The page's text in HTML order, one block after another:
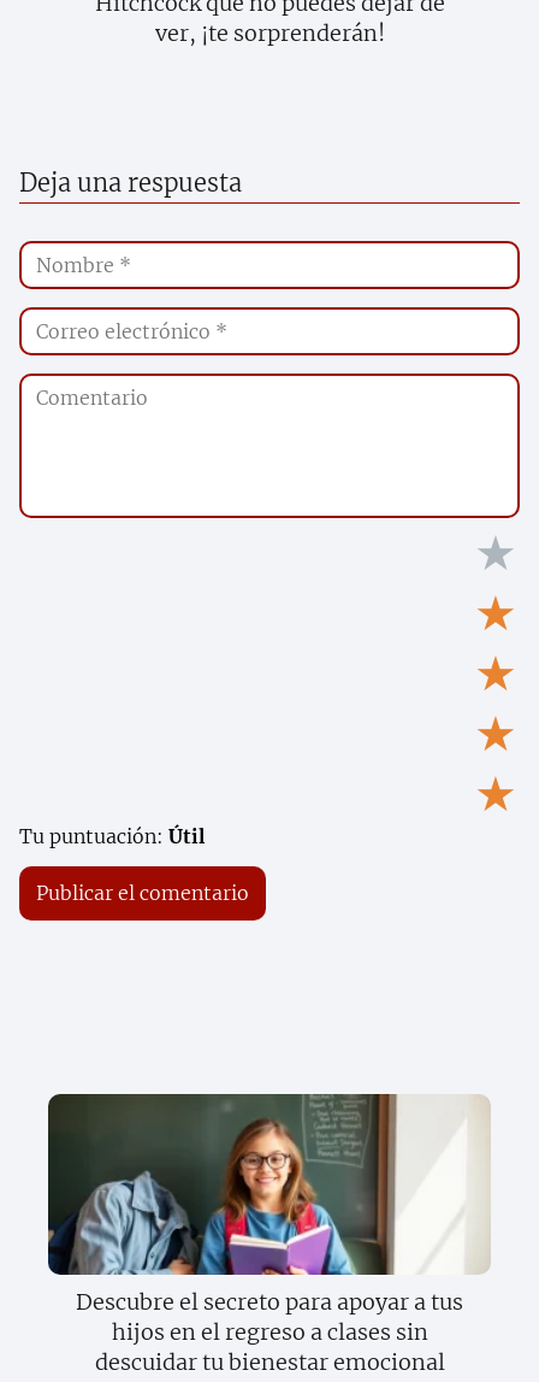
ver, ¡te sorprenderán!
Deja una respuesta
★
★
★
★
★
Tu puntuación: Útil
Descubre el secreto para apoyar a tus
hijos en el regreso a clases sin
descuidar tu bienestar emocional